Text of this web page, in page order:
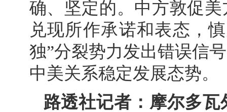
确、坚定的。中方敦促
兑现所作承诺和表态，
独”分裂势力发出错误信
中美关系稳定发展态势。
路透社记者：摩尔多